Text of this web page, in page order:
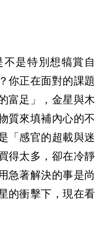
是特別想犒賞自
你正在面對的課題
富足」，金星與木
質來填補內心的不
「感官的超載與迷
得太多，卻在冷靜
急著解決的事是尚
的衝擊下，現在看